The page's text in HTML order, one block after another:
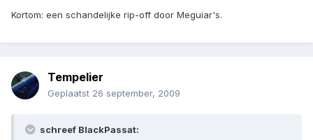
Kortom: een schandelijke rip-off door Meguiar's.
Tempelier
Geplaatst 26 september, 2009
schreef BlackPassat: